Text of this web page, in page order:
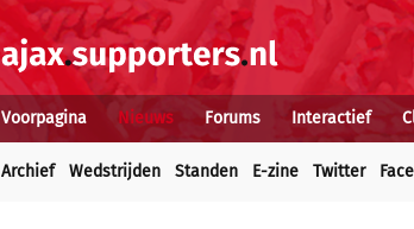
Voorpagina Nieuws Forums Interactief
Archief Wedstrijden Standen E-zine Twitter